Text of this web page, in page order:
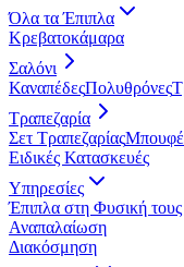
Όλα τα Έπιπλα
Κρεβατοκάμαρα
Σαλόνι
ΚαναπέδεςΠολυθρόνες
Τραπεζαρία
Σετ Τραπεζαρίας
Ειδικές Κατασκευές
Υπηρεσίες
Έπιπλα στη Φυσική
Αναπαλαίωση
Διακόσμηση